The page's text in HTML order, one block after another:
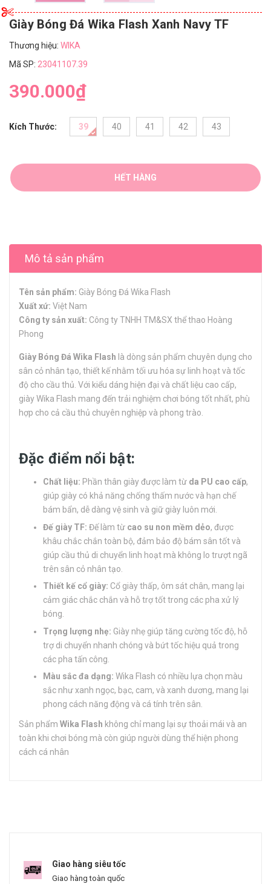
Giày Bóng Đá Wika Flash Xanh Navy TF
Thương hiệu: WIKA
Mã SP: 23041107.39
390.000₫
Kích Thước: 39 40 41 42 43
HẾT HÀNG
Mô tả sản phẩm
Tên sản phẩm: Giày Bóng Đá Wika Flash
Xuất xứ: Việt Nam
Công ty sản xuất: Công ty TNHH TM&SX thể thao Hoàng
Phong
Giày Bóng Đá Wika Flash là dòng sản phẩm chuyên dụng cho
sân cỏ nhân tạo, thiết kế nhằm tối ưu hóa sự linh hoạt và tốc
độ cho cầu thủ. Với kiểu dáng hiện đại và chất liệu cao cấp,
giày Wika Flash mang đến trải nghiệm chơi bóng tốt nhất, phù
hợp cho cả cầu thủ chuyên nghiệp và phong trào.
Đặc điểm nổi bật:
Chất liệu: Phần thân giày được làm từ da PU cao cấp,
giúp giày có khả năng chống thấm nước và hạn chế
bám bẩn, dễ dàng vệ sinh và giữ giày luôn mới.
Đế giày TF: Đế làm từ cao su non mềm dẻo, được
khâu chắc chắn toàn bộ, đảm bảo độ bám sân tốt và
giúp cầu thủ di chuyển linh hoạt mà không lo trượt ngã
trên sân cỏ nhân tạo.
Thiết kế cổ giày: Cổ giày thấp, ôm sát chân, mang lại
cảm giác chắc chắn và hỗ trợ tốt trong các pha xử lý
bóng.
Trọng lượng nhẹ: Giày nhẹ giúp tăng cường tốc độ, hỗ
trợ di chuyển nhanh chóng và bứt tốc hiệu quả trong
các pha tấn công.
Màu sắc đa dạng: Wika Flash có nhiều lựa chọn màu
sắc như xanh ngọc, bạc, cam, và xanh dương, mang lại
phong cách năng động và cá tính trên sân.
Sản phẩm Wika Flash không chỉ mang lại sự thoải mái và an
toàn khi chơi bóng mà còn giúp người dùng thể hiện phong
cách cá nhân
Giao hàng siêu tốc
Giao hàng toàn quốc